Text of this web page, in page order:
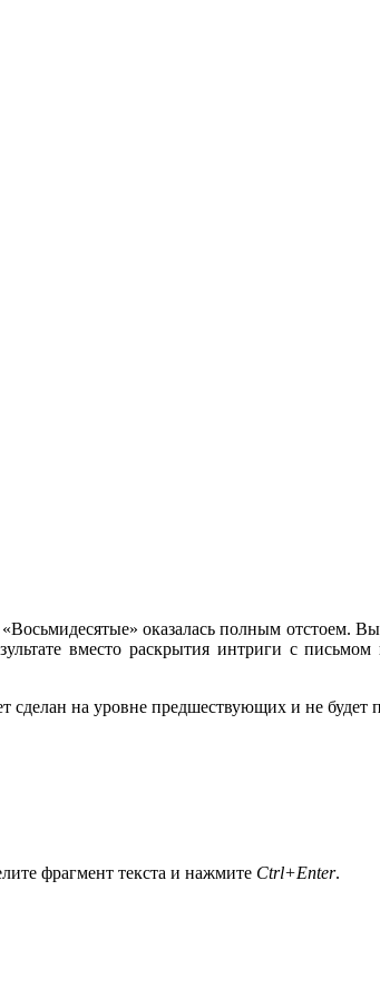
оказалась полным отстоем.
вместо раскрытия интриги с
сделан на уровне предшествующих и не
фрагмент текста и нажмите Ctrl+Enter.